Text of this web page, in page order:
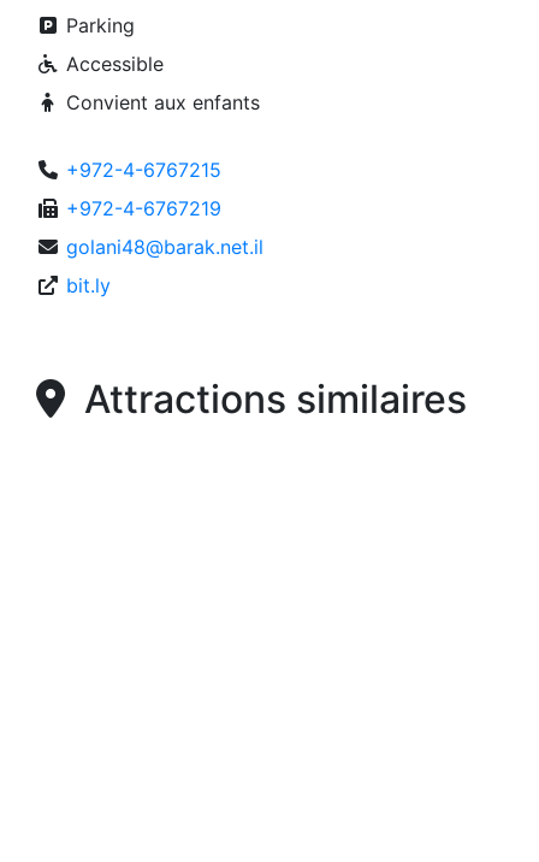
Parking
Accessible
Convient aux enfants
+972-4-6767215
+972-4-6767219
golani48@barak.net.il
bit.ly
Attractions similaires